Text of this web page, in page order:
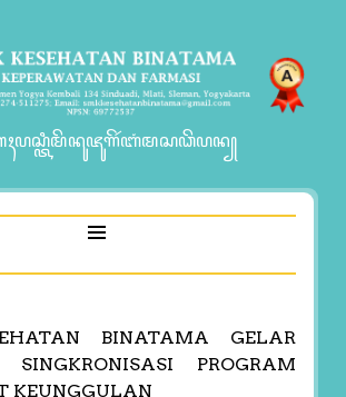
BINATAMA GELAR
SINGKRONISASI PROGRAM
KEUNGGULAN